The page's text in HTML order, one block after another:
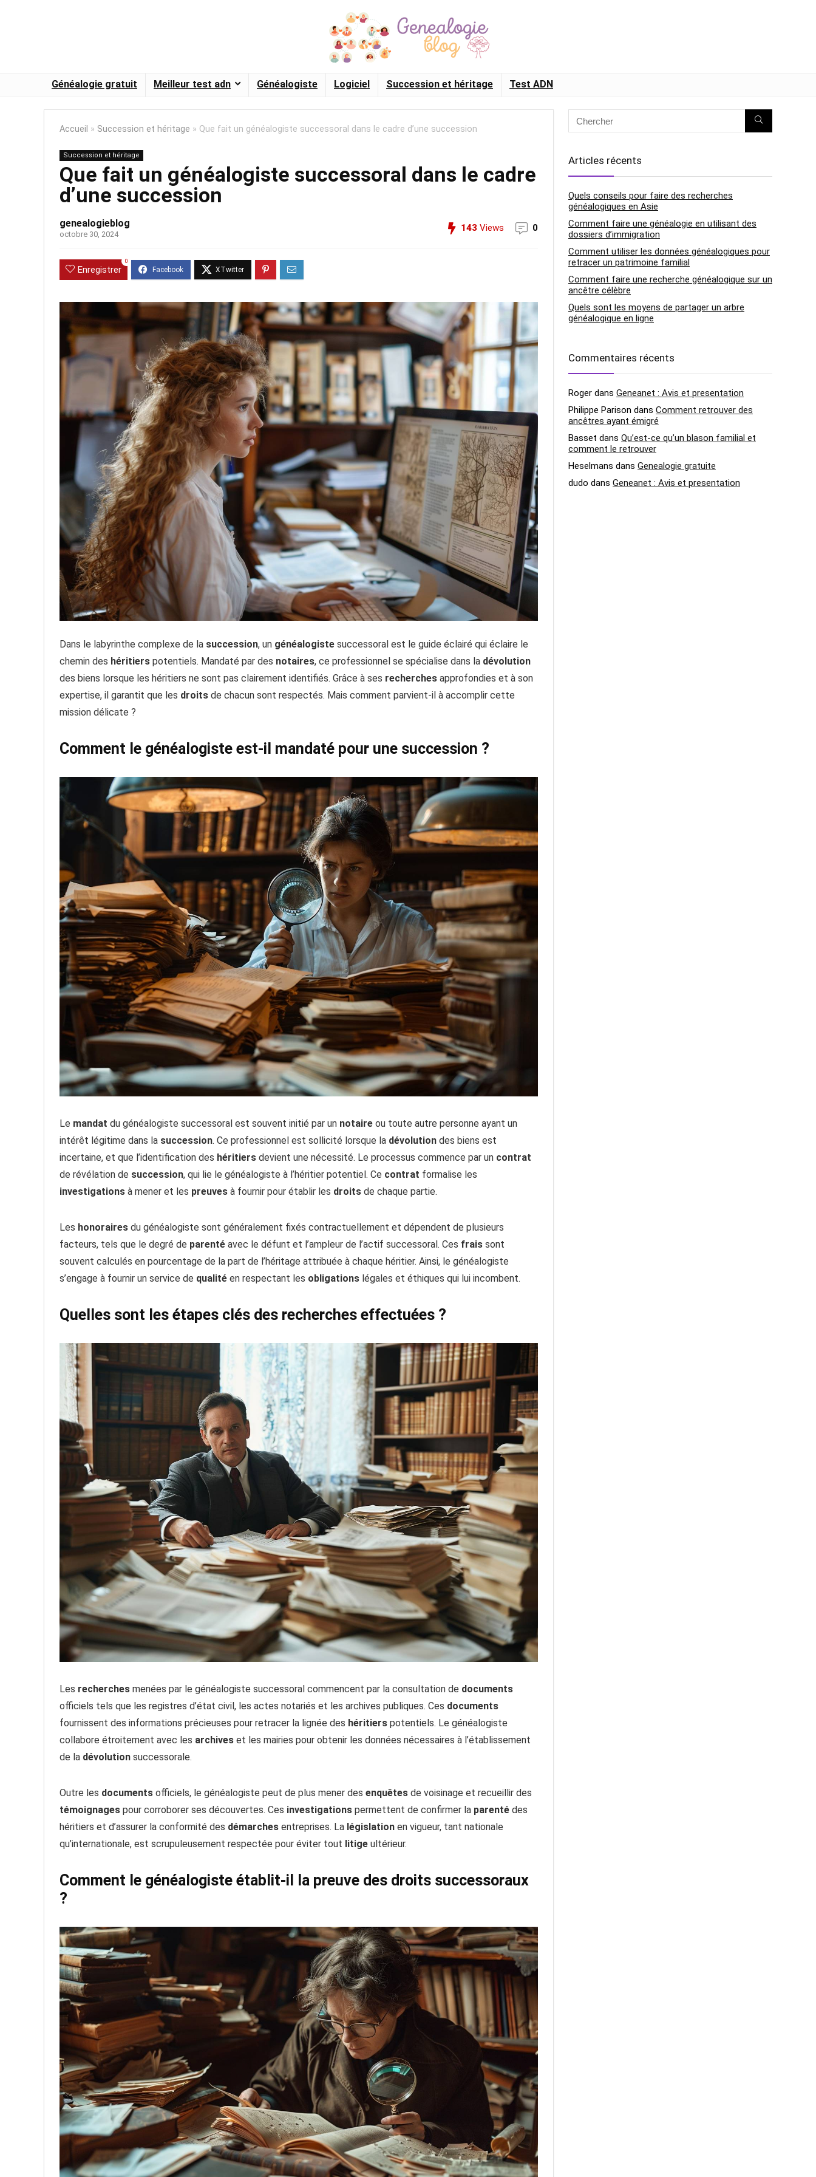
Généalogie gratuit Meilleur test adn Généalogiste Logiciel Succession et héritage Test ADN
Accueil » Succession et héritage » Que fait un généalogiste successoral dans le cadre d’une succession
Succession et héritage
Que fait un généalogiste successoral dans le cadre
d’une succession
genealogieblog
octobre 30, 2024
143 Views 0
Enregistrer
0
Dans le labyrinthe complexe de la succession, un généalogiste successoral est le guide éclairé qui éclaire le
chemin des héritiers potentiels. Mandaté par des notaires, ce professionnel se spécialise dans la dévolution
des biens lorsque les héritiers ne sont pas clairement identifiés. Grâce à ses recherches approfondies et à son
expertise, il garantit que les droits de chacun sont respectés. Mais comment parvient-il à accomplir cette
mission délicate ?
Comment le généalogiste est-il mandaté pour une succession ?
Le mandat du généalogiste successoral est souvent initié par un notaire ou toute autre personne ayant un
intérêt légitime dans la succession. Ce professionnel est sollicité lorsque la dévolution des biens est
incertaine, et que l’identification des héritiers devient une nécessité. Le processus commence par un contrat
de révélation de succession, qui lie le généalogiste à l’héritier potentiel. Ce contrat formalise les
investigations à mener et les preuves à fournir pour établir les droits de chaque partie.
Les honoraires du généalogiste sont généralement fixés contractuellement et dépendent de plusieurs
facteurs, tels que le degré de parenté avec le défunt et l’ampleur de l’actif successoral. Ces frais sont
souvent calculés en pourcentage de la part de l’héritage attribuée à chaque héritier. Ainsi, le généalogiste
s’engage à fournir un service de qualité en respectant les obligations légales et éthiques qui lui incombent.
Quelles sont les étapes clés des recherches effectuées ?
Les recherches menées par le généalogiste successoral commencent par la consultation de documents
officiels tels que les registres d’état civil, les actes notariés et les archives publiques. Ces documents
fournissent des informations précieuses pour retracer la lignée des héritiers potentiels. Le généalogiste
collabore étroitement avec les archives et les mairies pour obtenir les données nécessaires à l’établissement
de la dévolution successorale.
Outre les documents officiels, le généalogiste peut de plus mener des enquêtes de voisinage et recueillir des
témoignages pour corroborer ses découvertes. Ces investigations permettent de confirmer la parenté des
héritiers et d’assurer la conformité des démarches entreprises. La législation en vigueur, tant nationale
qu’internationale, est scrupuleusement respectée pour éviter tout litige ultérieur.
Comment le généalogiste établit-il la preuve des droits successoraux
?
Articles récents
Quels conseils pour faire des recherches
généalogiques en Asie
Comment faire une généalogie en utilisant des
dossiers d’immigration
Comment utiliser les données généalogiques pour
retracer un patrimoine familial
Comment faire une recherche généalogique sur un
ancêtre célèbre
Quels sont les moyens de partager un arbre
généalogique en ligne
Commentaires récents
Roger dans Geneanet : Avis et presentation
Philippe Parison dans Comment retrouver des
ancêtres ayant émigré
Basset dans Qu’est-ce qu’un blason familial et
comment le retrouver
Heselmans dans Genealogie gratuite
dudo dans Geneanet : Avis et presentation